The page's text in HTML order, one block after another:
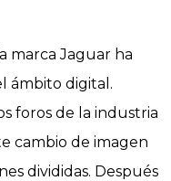
marca Jaguar ha
ámbito digital.
foros de la industria
cambio de imagen
divididas. Después